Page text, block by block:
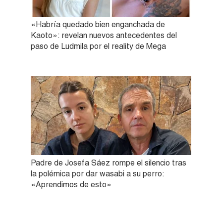
«Habría quedado bien enganchada de
Kaoto»: revelan nuevos antecedentes del
paso de Ludmila por el reality de Mega
Padre de Josefa Sáez rompe el silencio tras
la polémica por dar wasabi a su perro:
«Aprendimos de esto»